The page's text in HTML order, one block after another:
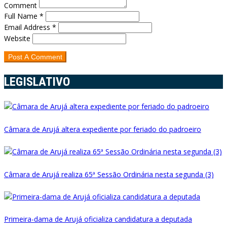
Comment
Full Name *
Email Address *
Website
LEGISLATIVO
Câmara de Arujá altera expediente por feriado do padroeiro
Câmara de Arujá realiza 65ª Sessão Ordinária nesta segunda (3)
Primeira-dama de Arujá oficializa candidatura a deputada